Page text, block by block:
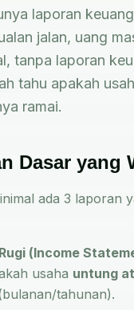
laporan
jalan, uang
tanpa laporan
tahu apakah
ramai.
Dasar yang
ada 3 laporan
(Income
usaha untung
tahunan).